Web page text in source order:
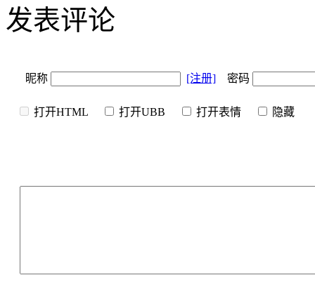
发表评论
昵称 [注册] 密码
打开HTML 打开UBB 打开表情 隐